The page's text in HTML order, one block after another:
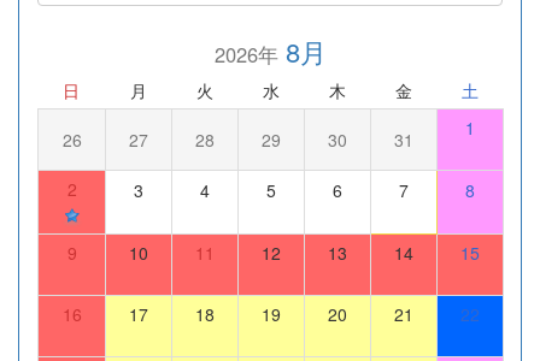
2026年8月
日 月 火 水 木 金 土
26 27 28 29 30 31 1
2 3 4 5 6 7 8
9 10 11 12 13 14 15
16 17 18 19 20 21 22